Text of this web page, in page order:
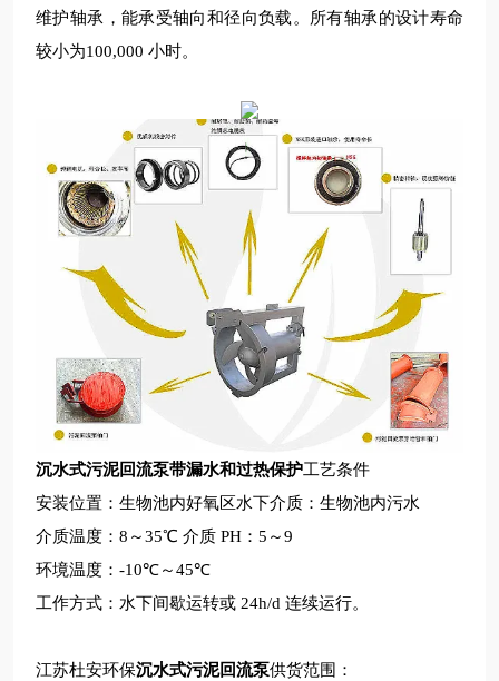
维护轴承，能承受轴向和径向负载。所有轴承的设计寿命
较小为100,000 小时。
沉水式污泥回流泵带漏水和过热保护工艺条件
安装位置：生物池内好氧区水下介质：生物池内污水
介质温度： 8 ～35℃ 介质 PH ： 5 ～9
环境温度： -10℃～45℃
工作方式：水下间歇运转或 24h/d 连续运行。
江苏杜安环保沉水式污泥回流泵供货范围：